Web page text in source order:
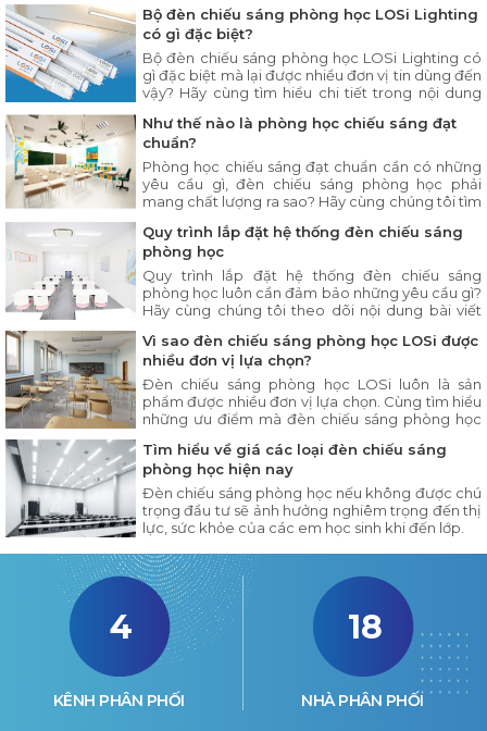
Bộ đèn chiếu sáng phòng học LOSi Lighting
có gì đặc biệt?
Bộ đèn chiếu sáng phòng học LOSi Lighting có
gì đặc biệt mà lại được nhiều đơn vị tin dùng đến
vậy? Hãy cùng tìm hiểu chi tiết trong nội dung
Như thế nào là phòng học chiếu sáng đạt
chuẩn?
Phòng học chiếu sáng đạt chuẩn cần có những
yêu cầu gì, đèn chiếu sáng phòng học phải
mang chất lượng ra sao? Hãy cùng chúng tôi tìm
Quy trình lắp đặt hệ thống đèn chiếu sáng
phòng học
Quy trình lắp đặt hệ thống đèn chiếu sáng
phòng học luôn cần đảm bảo những yêu cầu gì?
Hãy cùng chúng tôi theo dõi nội dung bài viết
Vì sao đèn chiếu sáng phòng học LOSi được
nhiều đơn vị lựa chọn?
Đèn chiếu sáng phòng học LOSi luôn là sản
phẩm được nhiều đơn vị lựa chọn. Cùng tìm hiểu
những ưu điểm mà đèn chiếu sáng phòng học
Tìm hiểu về giá các loại đèn chiếu sáng
phòng học hiện nay
Đèn chiếu sáng phòng học nếu không được chú
trọng đầu tư sẽ ảnh hưởng nghiêm trọng đến thị
lực, sức khỏe của các em học sinh khi đến lớp.
4
KÊNH PHÂN PHỐI
18
NHÀ PHÂN PHỐI